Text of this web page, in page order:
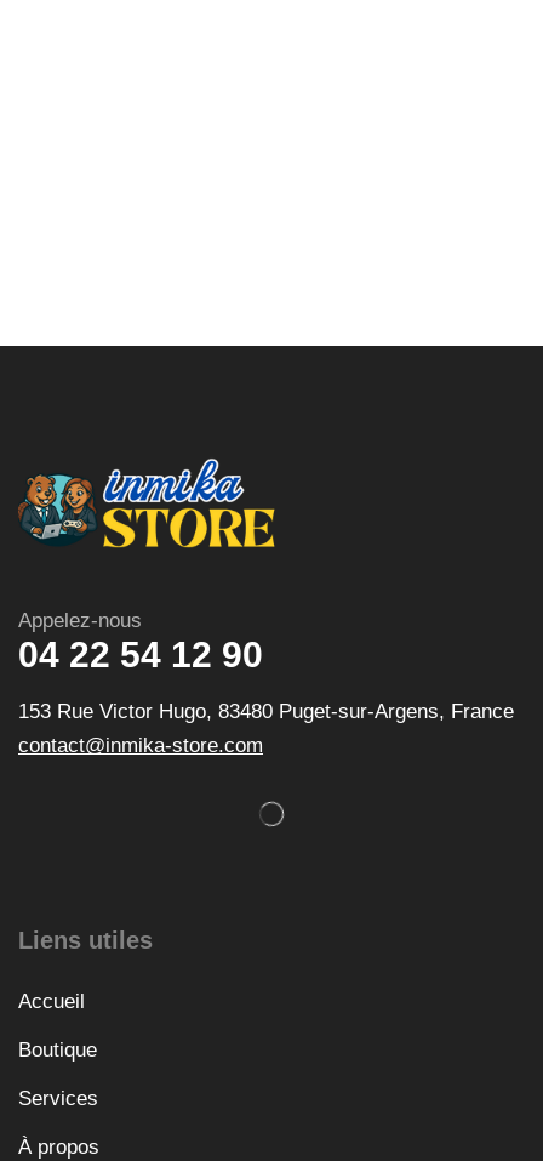
Appelez-nous
04 22 54 12 90
153 Rue Victor Hugo, 83480 Puget-sur-Argens, France
contact@inmika-store.com
Liens utiles
Accueil
Boutique
Services
À propos